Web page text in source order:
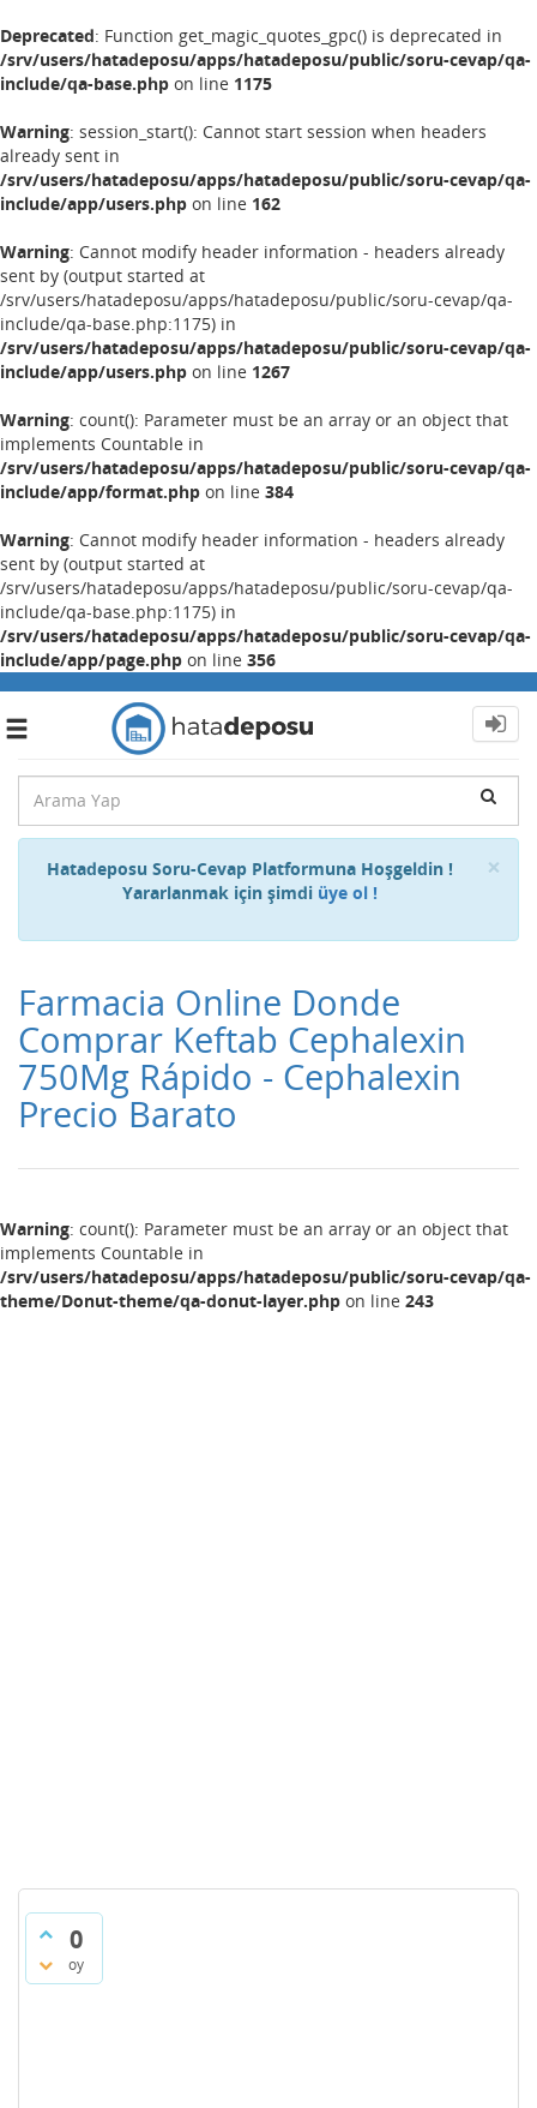
Deprecated: Function get_magic_quotes_gpc() is deprecated in
/srv/users/hatadeposu/apps/hatadeposu/public/soru-cevap/qa-
include/qa-base.php on line 1175
Warning: session_start(): Cannot start session when headers
already sent in
/srv/users/hatadeposu/apps/hatadeposu/public/soru-cevap/qa-
include/app/users.php on line 162
Warning: Cannot modify header information - headers already
sent by (output started at
/srv/users/hatadeposu/apps/hatadeposu/public/soru-cevap/qa-
include/qa-base.php:1175) in
/srv/users/hatadeposu/apps/hatadeposu/public/soru-cevap/qa-
include/app/users.php on line 1267
Warning: count(): Parameter must be an array or an object that
implements Countable in
/srv/users/hatadeposu/apps/hatadeposu/public/soru-cevap/qa-
include/app/format.php on line 384
Warning: Cannot modify header information - headers already
sent by (output started at
/srv/users/hatadeposu/apps/hatadeposu/public/soru-cevap/qa-
include/qa-base.php:1175) in
/srv/users/hatadeposu/apps/hatadeposu/public/soru-cevap/qa-
include/app/page.php on line 356
Toggle
×
Hatadeposu Soru-Cevap Platformuna Hoşgeldin !
Yararlanmak için şimdi üye ol !
Farmacia Online Donde
Comprar Keftab Cephalexin
750Mg Rápido - Cephalexin
Precio Barato
Warning: count(): Parameter must be an array or an object that
implements Countable in
/srv/users/hatadeposu/apps/hatadeposu/public/soru-cevap/qa-
theme/Donut-theme/qa-donut-layer.php on line 243
0
oy